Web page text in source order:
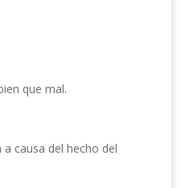
que mal.
causa del hecho del